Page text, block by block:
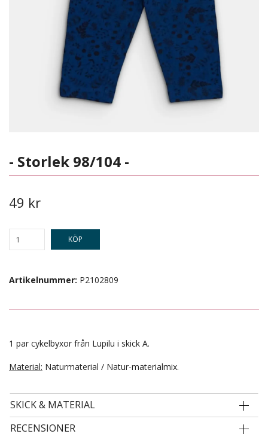
- Storlek 98/104 -
49 kr
KÖP
Artikelnummer: P2102809
1 par cykelbyxor från Lupilu i skick A.
Material: Naturmaterial / Natur-materialmix.
SKICK & MATERIAL
RECENSIONER